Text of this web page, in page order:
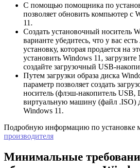
С помощью помощника по
позволяет обновить компьютер с
11.
Создать установочный носитель
варианте убедитесь, что у вас
установку, которая продается на
установить Windows 11,
создайте загрузочный USB-
Путем загрузки образа диска
параметр позволяет создать
носитель (флэш-накопитель USB,
виртуальную машину (файл .ISO)
Windows 11.
Подробную информацию по установке
производителя
Минимальные